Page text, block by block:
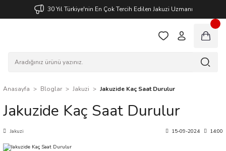
30 Yıl Türkiye'nin En Çok Tercih Edilen Jakuzi Uzmanı
Anasayfa Bloglar Jakuzi Jakuzide Kaç Saat Durulur
Jakuzide Kaç Saat Durulur
Jakuzi 15-09-2024 14:00